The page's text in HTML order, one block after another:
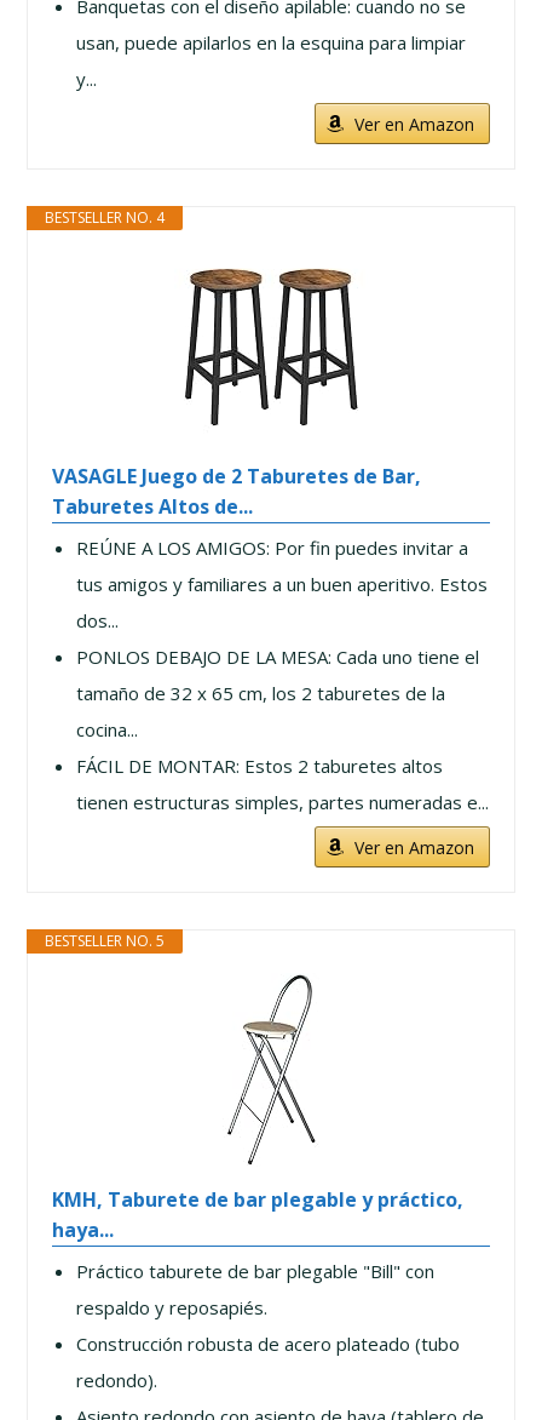
Banquetas con el diseño apilable: cuando no se
usan, puede apilarlos en la esquina para limpiar
y...
Ver en Amazon
BESTSELLER NO. 4
VASAGLE Juego de 2 Taburetes de Bar,
Taburetes Altos de...
REÚNE A LOS AMIGOS: Por fin puedes invitar a
tus amigos y familiares a un buen aperitivo. Estos
dos...
PONLOS DEBAJO DE LA MESA: Cada uno tiene el
tamaño de 32 x 65 cm, los 2 taburetes de la
cocina...
FÁCIL DE MONTAR: Estos 2 taburetes altos
tienen estructuras simples, partes numeradas e...
Ver en Amazon
BESTSELLER NO. 5
KMH, Taburete de bar plegable y práctico,
haya...
Práctico taburete de bar plegable "Bill" con
respaldo y reposapiés.
Construcción robusta de acero plateado (tubo
redondo).